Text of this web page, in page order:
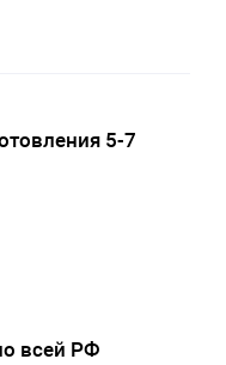
5-7
всей РФ